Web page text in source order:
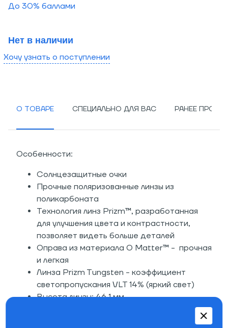
До 30% баллами
Нет в наличии
Хочу узнать о поступлении
О ТОВАРЕ СПЕЦИАЛЬНО ДЛЯ ВАС РАНЕЕ
Особенности:
Солнцезащитные очки
Прочные поляризованные линзы из
поликарбоната
Технология линз Prizm™, разработанная
для улучшения цвета и контрастности,
позволяет видеть больше деталей
Оправа из материала O Matter™ - прочная
и легкая
Линза Prizm Tungsten - коэффициент
светопропускания VLT 14% (яркий свет)
Высота линзы: 46,1 мм